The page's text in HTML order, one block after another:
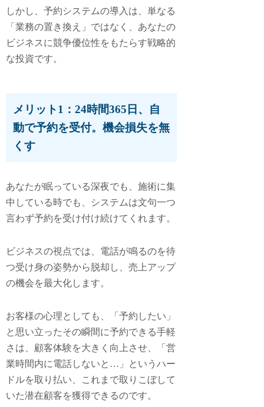
しかし、予約システムの導入は、単なる
「業務の置き換え」ではなく、あなたの
ビジネスに競争優位性をもたらす戦略的
な投資です。
メリット1：24時間365日、自
動で予約を受付。機会損失を無
くす
あなたが眠っている深夜でも、施術に集
中している時でも、システムは文句一つ
言わず予約を受け付け続けてくれます。
ビジネスの視点では、電話が鳴るのを待
つ受け身の姿勢から脱却し、売上アップ
の機会を最大化します。
お客様の心理としても、「予約したい」
と思い立ったその瞬間に予約できる手軽
さは、顧客体験を大きく向上させ、「営
業時間内に電話しないと…」というハー
ドルを取り払い、これまで取りこぼして
いた潜在顧客を獲得できるのです。